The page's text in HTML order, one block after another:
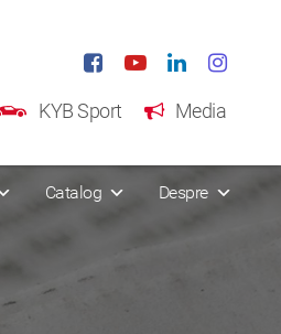
KYB Sport Media
Catalog Despre